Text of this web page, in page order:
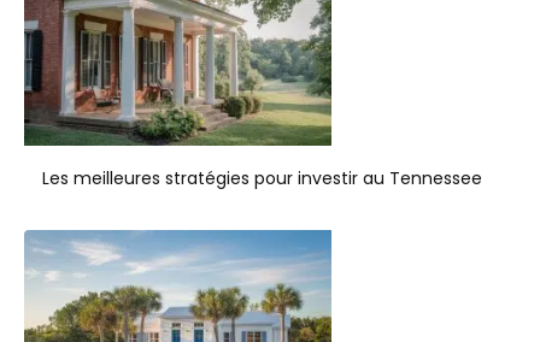
Les meilleures stratégies pour investir au Tennessee